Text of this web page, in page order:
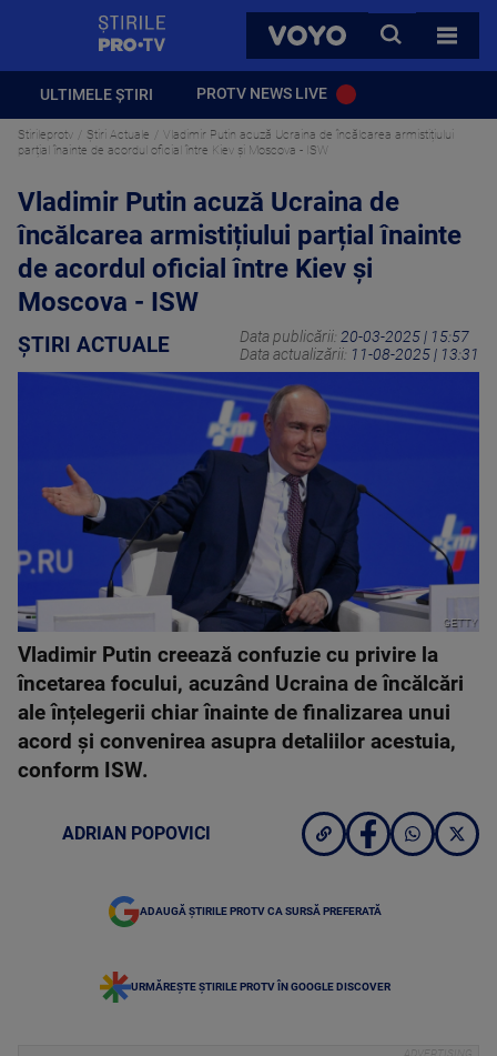
VOYO
CAUTA
TOATE
ULTIMELE ȘTIRI PROTV NEWS LIVE
Stirileprotv Știri Actuale
Vladimir Putin acuză Ucraina de încălcarea armistițiului
parțial înainte de acordul oficial între Kiev și Moscova - ISW
Vladimir Putin acuză Ucraina de
încălcarea armistițiului parțial înainte
de acordul oficial între Kiev și
Moscova - ISW
ȘTIRI ACTUALE Data publicării: 20-03-2025 | 15:57
Data actualizării: 11-08-2025 | 13:31
GETTY
Vladimir Putin creează confuzie cu privire la
încetarea focului, acuzând Ucraina de încălcări
ale înțelegerii chiar înainte de finalizarea unui
acord și convenirea asupra detaliilor acestuia,
conform ISW.
ADRIAN POPOVICI
ADAUGĂ ȘTIRILE PROTV CA SURSĂ PREFERATĂ
URMĂREȘTE ȘTIRILE PROTV ÎN GOOGLE DISCOVER